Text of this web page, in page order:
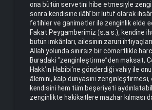
ona bütün servetini hibe etmesiyle zengin
sonra kendisine ilâhî bir lutuf olarak
fetihler ve ganimetler ile zenginlik elde
Fakat Peygamberimiz (s.a.s.), kendine
bütün imkânları, ailesinin zaruri ihtiyaçları
Allah yolunda sınırsız bir cömertlikle
Buradaki “zenginleş­tirme”den maksat,
Hakk’ın Habîbi’ne gönderdiği vahiy ile
âlemini, kalp dünya­sını zenginleştirmesi,
kendisini hem tüm beşeriyeti
zenginlik­te hakikatlere mazhar kılması